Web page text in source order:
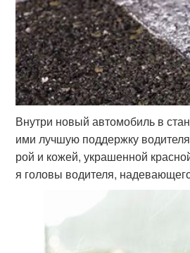
Внутри новый автомобиль в
ими лучшую поддержку
рой и кожей, украшенной
я головы водителя,